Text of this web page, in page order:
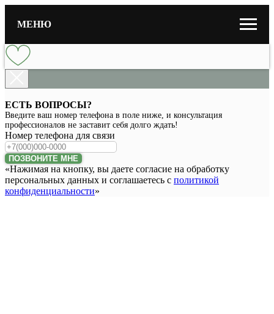
МЕНЮ
ЕСТЬ ВОПРОСЫ?
Введите ваш номер телефона в поле ниже, и консультация
профессионалов не заставит себя долго ждать!
Номер телефона для связи
ПОЗВОНИТЕ МНЕ
«Нажимая на кнопку, вы даете согласие на обработку
персональных данных и соглашаетесь c политикой
конфиденциальности»